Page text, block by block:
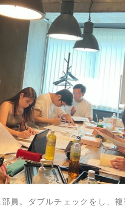
員。ダブルチェックをし、複